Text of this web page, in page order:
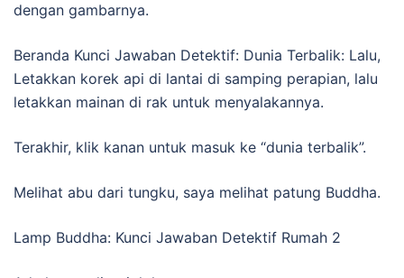
dengan gambarnya.
Beranda Kunci Jawaban Detektif: Dunia Terbalik: Lalu,
Letakkan korek api di lantai di samping perapian, lalu
letakkan mainan di rak untuk menyalakannya.
Terakhir, klik kanan untuk masuk ke “dunia terbalik”.
Melihat abu dari tungku, saya melihat patung Buddha.
Lamp Buddha: Kunci Jawaban Detektif Rumah 2